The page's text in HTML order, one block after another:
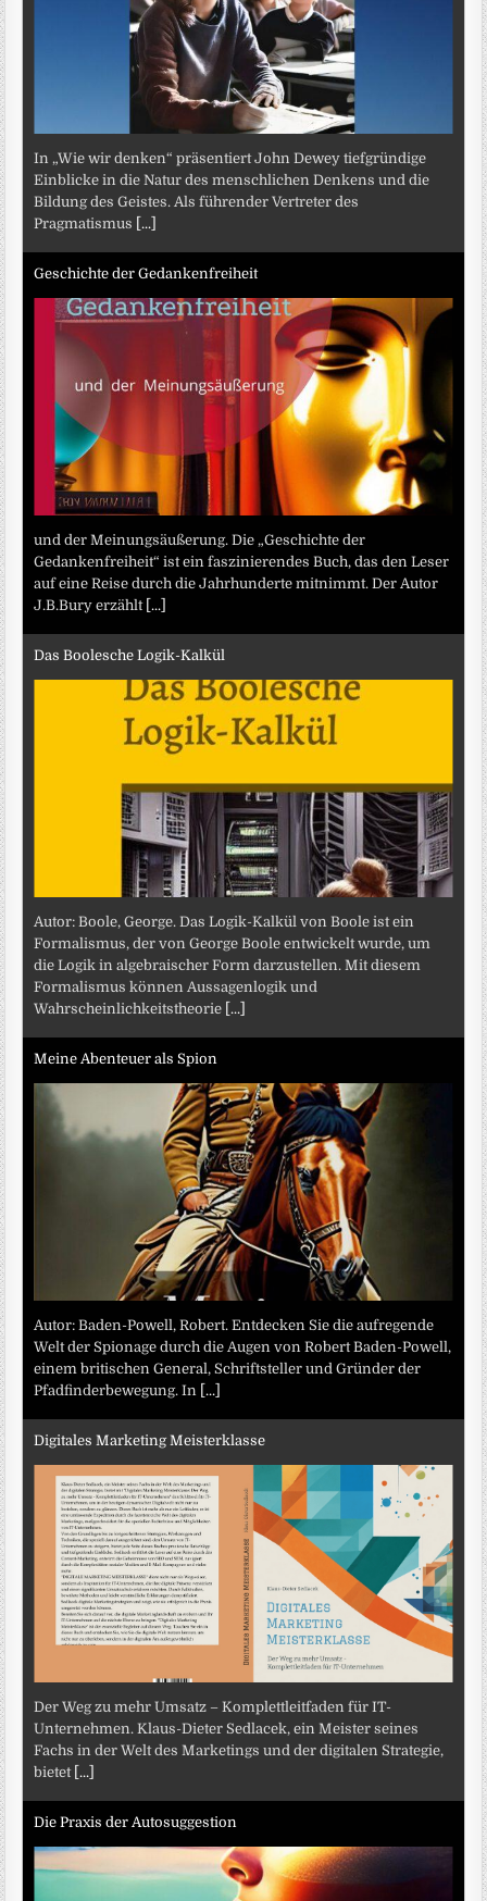
In „Wie wir denken“ präsentiert John Dewey tiefgründige
Einblicke in die Natur des menschlichen Denkens und die
Bildung des Geistes. Als führender Vertreter des
Pragmatismus [...]
Geschichte der Gedankenfreiheit
und der Meinungsäußerung. Die „Geschichte der
Gedankenfreiheit“ ist ein faszinierendes Buch, das den Leser
auf eine Reise durch die Jahrhunderte mitnimmt. Der Autor
J.B.Bury erzählt [...]
Das Boolesche Logik-Kalkül
Autor: Boole, George. Das Logik-Kalkül von Boole ist ein
Formalismus, der von George Boole entwickelt wurde, um
die Logik in algebraischer Form darzustellen. Mit diesem
Formalismus können Aussagenlogik und
Wahrscheinlichkeitstheorie [...]
Meine Abenteuer als Spion
Autor: Baden-Powell, Robert. Entdecken Sie die aufregende
Welt der Spionage durch die Augen von Robert Baden-Powell,
einem britischen General, Schriftsteller und Gründer der
Pfadfinderbewegung. In [...]
Digitales Marketing Meisterklasse
Der Weg zu mehr Umsatz – Komplettleitfaden für IT-
Unternehmen. Klaus-Dieter Sedlacek, ein Meister seines
Fachs in der Welt des Marketings und der digitalen Strategie,
bietet [...]
Die Praxis der Autosuggestion